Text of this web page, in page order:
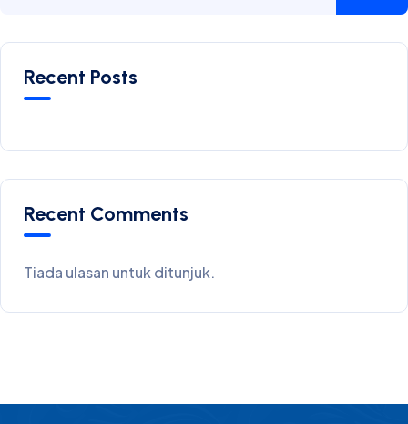
Recent Posts
Recent Comments
Tiada ulasan untuk ditunjuk.